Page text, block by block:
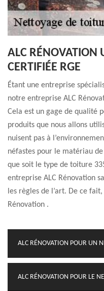
ALC RÉNOVATION
CERTIFIÉE RGE
Étant une entreprise
notre entreprise ALC
Cela est un gage de qualité
produits que nous allons
nuisent pas à
néfastes pour le matériau
que soit le type de toiture
entreprise ALC Rénovation
les règles de l’art. De ce
Rénovation .
ALC RÉNOVATION POUR UN
ALC RÉNOVATION POUR LE